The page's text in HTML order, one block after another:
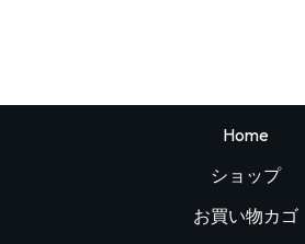
Home
ショップ
お買い物カゴ